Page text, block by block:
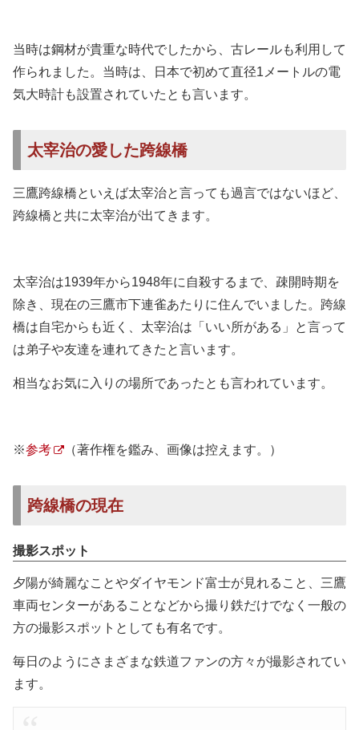
当時は鋼材が貴重な時代でしたから、古レールも利用して
作られました。当時は、日本で初めて直径1メートルの電
気大時計も設置されていたとも言います。
太宰治の愛した跨線橋
三鷹跨線橋といえば太宰治と言っても過言ではないほど、
跨線橋と共に太宰治が出てきます。
太宰治は1939年から1948年に自殺するまで、疎開時期を
除き、現在の三鷹市下連雀あたりに住んでいました。跨線
橋は自宅からも近く、太宰治は「いい所がある」と言って
は弟子や友達を連れてきたと言います。
相当なお気に入りの場所であったとも言われています。
※参考 （著作権を鑑み、画像は控えます。）
跨線橋の現在
撮影スポット
夕陽が綺麗なことやダイヤモンド富士が見れること、三鷹
車両センターがあることなどから撮り鉄だけでなく一般の
方の撮影スポットとしても有名です。
毎日のようにさまざまな鉄道ファンの方々が撮影されてい
ます。